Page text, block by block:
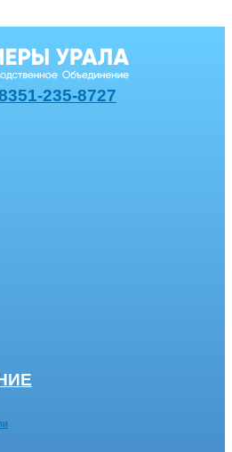
235-8727